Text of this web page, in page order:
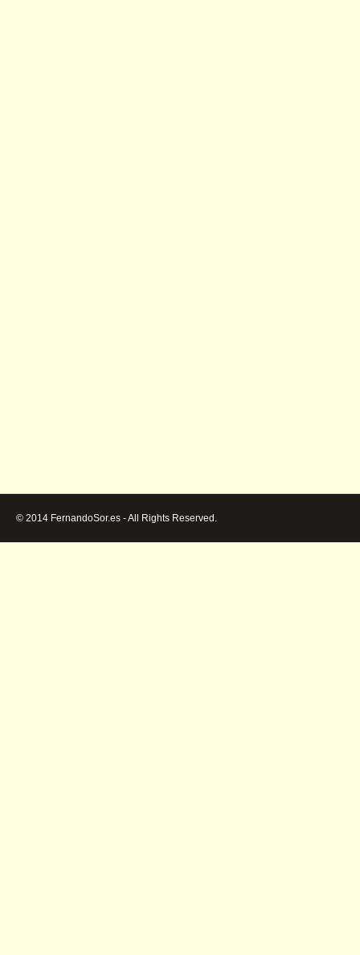
© 2014 FernandoSor.es - All Rights Reserved.